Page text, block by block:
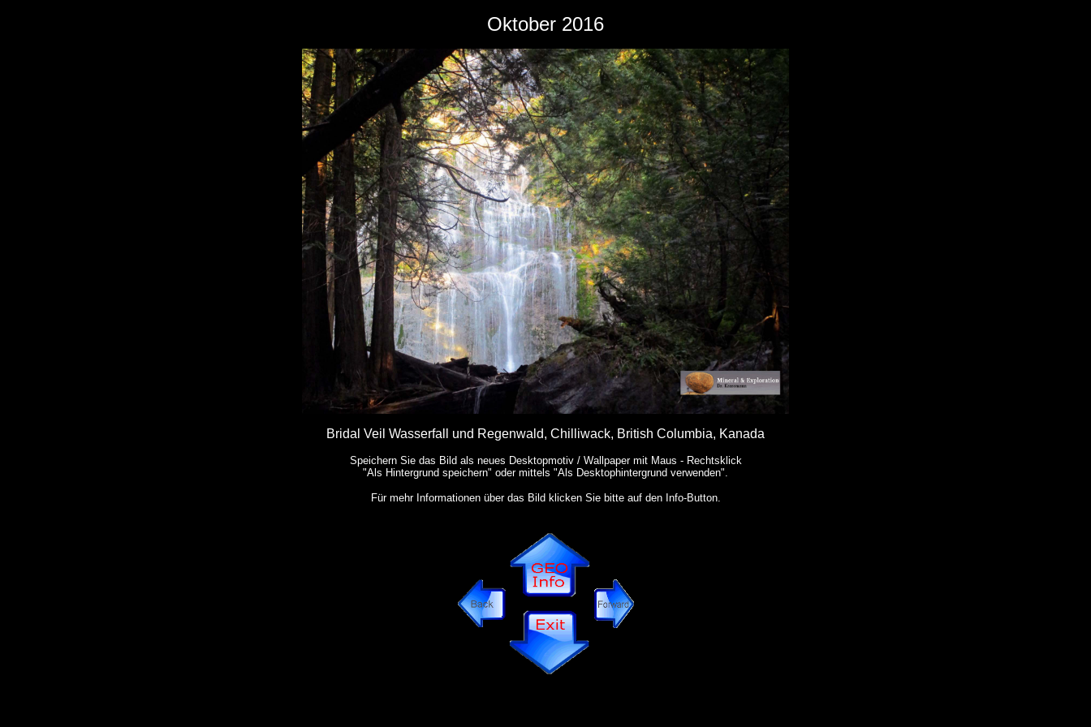
Oktober 2016
Bridal Veil Wasserfall und Regenwald, Chilliwack, British Columbia, Kanada
Speichern Sie das Bild als neues Desktopmotiv / Wallpaper mit Maus - Rechtsklick
"Als Hintergrund speichern" oder mittels "Als Desktophintergrund verwenden".
Für mehr Informationen über das Bild klicken Sie bitte auf den Info-Button.